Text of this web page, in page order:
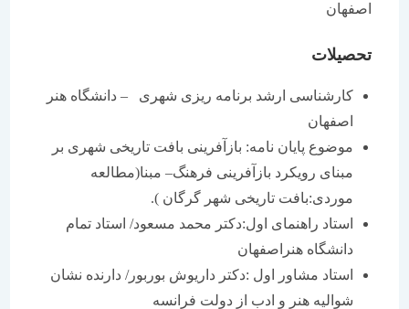
اصفهان
تحصیلات
کارشناسی ارشد برنامه ریزی شهری – دانشگاه هنر
اصفهان
موضوع پایان نامه: بازآفرینی بافت تاریخی شهری بر
مبنای رویکرد بازآفرینی فرهنگ– مبنا(مطالعه
موردی:بافت تاریخی شهر گرگان ).
استاد راهنمای اول:دکتر محمد مسعود/ استاد تمام
دانشگاه هنراصفهان
استاد مشاور اول :دکتر داریوش بوربور/ دارنده نشان
شوالیه هنر و ادب از دولت فرانسه